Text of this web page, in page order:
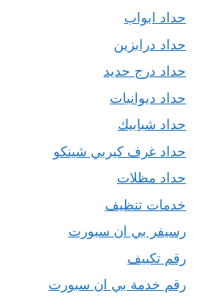
حداد ابواب
حداد درابزين
حداد درج حديد
حداد ديوانيات
حداد شبابيك
حداد غرف كيربي شينكو
حداد مظلات
خدمات تنظيف
رسيفر بي ان سبورت
رقم تكييف
رقم خدمة بي ان سبورت